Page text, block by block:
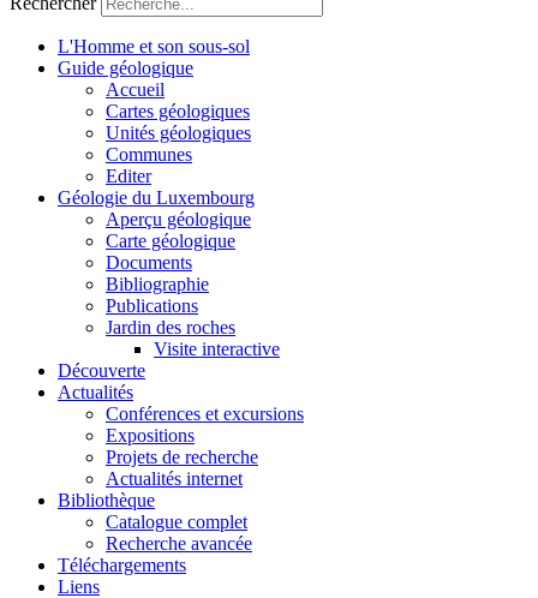
L'Homme et son sous-sol
Guide géologique
Accueil
Cartes géologiques
Unités géologiques
Communes
Editer
Géologie du Luxembourg
Aperçu géologique
Carte géologique
Documents
Bibliographie
Publications
Jardin des roches
Visite interactive
Découverte
Actualités
Conférences et excursions
Expositions
Projets de recherche
Actualités internet
Bibliothèque
Catalogue complet
Recherche avancée
Téléchargements
Liens